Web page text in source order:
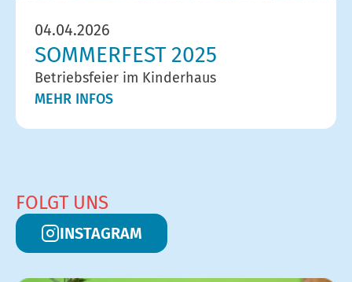
04.04.2026
SOMMERFEST 2025
Betriebsfeier im Kinderhaus
MEHR INFOS
FOLGT UNS
INSTAGRAM